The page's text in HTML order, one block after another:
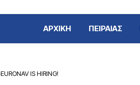
ΑΡΧΙΚΗ ΠΕΙΡΑΙΑΣ
EURONAV IS HIRING!